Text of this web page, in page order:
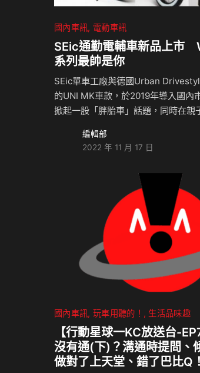
國內車訊 電動車訊
SEic通勤電輔車新品上市
系列最帥是你
SEic單車工廠與德國Urban
的UNI MK車款，於2019年導入國內
掀起一股「胖胎車」話題，同時在親
理除引進德國最新熱銷色外，更有
「軍用迷彩」新色，為通勤者帶來
約石墨灰」CITY車款系列繼承了原黑
簡約設計，並重新披上優雅、神秘的
約閃爍著如礦石般的色澤，同時具鋼
感，既沉穩又捉摸不定，反而更能彰
性的性格。另外，還有迷人深酒紅、
編輯部
2022 年 11 月 17 日
國內車訊 玩車用聽的！ 生活品味趣
【行動星球⼀KC放送台-
沒有通(下)？溝通時提問、
做對了上天堂、錯了巴比Q！